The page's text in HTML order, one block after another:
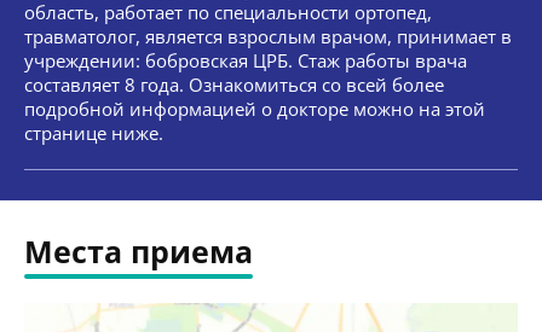
область, работает по специальности ортопед,
травматолог, является взрослым врачом, принимает в
учреждении: бобровская ЦРБ. Стаж работы врача
составляет 8 года. Ознакомиться со всей более
подробной информацией о докторе можно на этой
странице ниже.
Места приема